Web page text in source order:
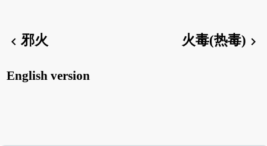
chevron_left邪火 火毒(热毒) chevron_right
English version